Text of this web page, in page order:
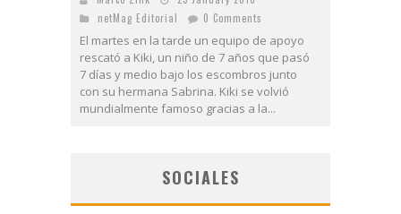
netMag Editorial
0 Comments
El martes en la tarde un equipo de apoyo
rescató a Kiki, un niño de 7 años que pasó
7 días y medio bajo los escombros junto
con su hermana Sabrina. Kiki se volvió
mundialmente famoso gracias a la...
SOCIALES